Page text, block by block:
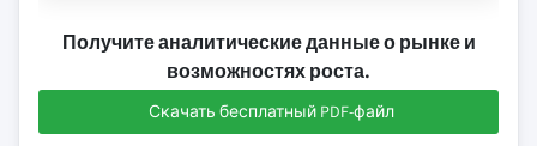
Получите аналитические данные о рынке и
возможностях роста.
Скачать бесплатный PDF-файл